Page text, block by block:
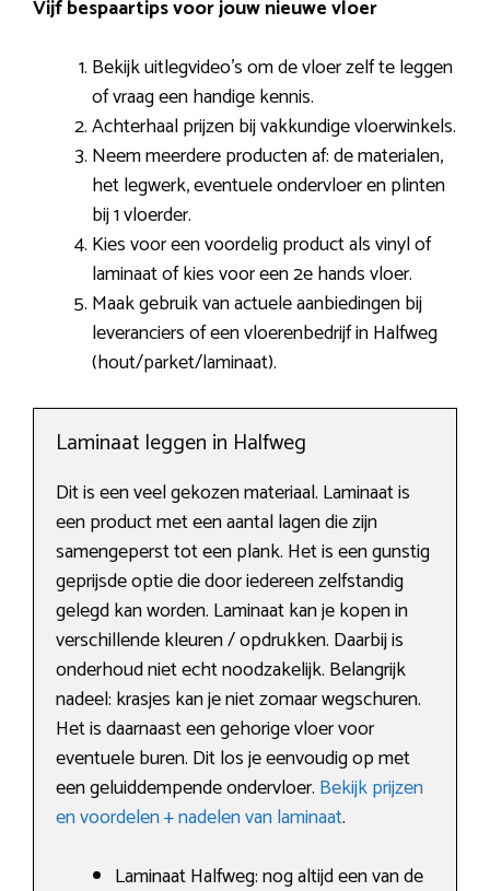
Vijf bespaartips voor jouw nieuwe vloer
Bekijk uitlegvideo’s om de vloer zelf te leggen
of vraag een handige kennis.
Achterhaal prijzen bij vakkundige vloerwinkels.
Neem meerdere producten af: de materialen,
het legwerk, eventuele ondervloer en plinten
bij 1 vloerder.
Kies voor een voordelig product als vinyl of
laminaat of kies voor een 2e hands vloer.
Maak gebruik van actuele aanbiedingen bij
leveranciers of een vloerenbedrijf in Halfweg
(hout/parket/laminaat).
Laminaat leggen in Halfweg
Dit is een veel gekozen materiaal. Laminaat is
een product met een aantal lagen die zijn
samengeperst tot een plank. Het is een gunstig
geprijsde optie die door iedereen zelfstandig
gelegd kan worden. Laminaat kan je kopen in
verschillende kleuren / opdrukken. Daarbij is
onderhoud niet echt noodzakelijk. Belangrijk
nadeel: krasjes kan je niet zomaar wegschuren.
Het is daarnaast een gehorige vloer voor
eventuele buren. Dit los je eenvoudig op met
een geluiddempende ondervloer. Bekijk prijzen
en voordelen + nadelen van laminaat.
Laminaat Halfweg: nog altijd een van de